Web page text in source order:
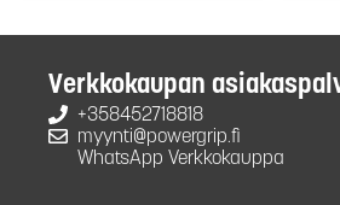
Verkkokaupan
+358452718818
myynti@powergrip.fi
WhatsApp Verkkokauppa